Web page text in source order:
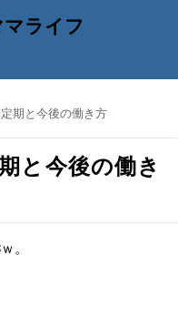
ライフ
期と今後の働き方
と今後の働き
。